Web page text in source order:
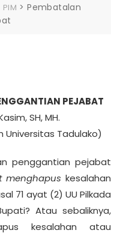
PIM >Pembatalan
PEJABAT
SH, MH.
Universitas Tadulako)
penggantian pejabat
menghapus kesalahan
71 ayat (2) UU Pilkada
Atau sebaliknya,
kesalahan atau